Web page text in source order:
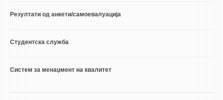
Резултати од анкети/самоевалуација
Студентска служба
Систем за менаџмент на квалитет